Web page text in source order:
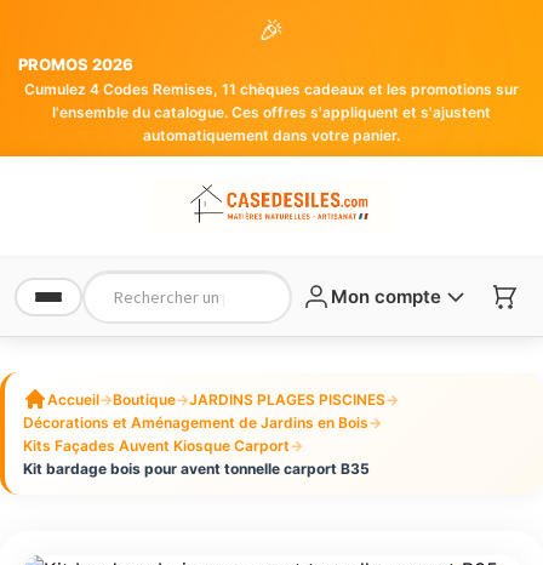
🎉
PROMOS 2026
Cumulez 4 Codes Remises, 11 chèques cadeaux et les promotions sur
l'ensemble du catalogue. Ces offres s'appliquent et s'ajustent
automatiquement dans votre panier.
Mon compte
Accueil→Boutique→JARDINS PLAGES PISCINES→
Décorations et Aménagement de Jardins en Bois→
Kits Façades Auvent Kiosque Carport→
Kit bardage bois pour avent tonnelle carport B35